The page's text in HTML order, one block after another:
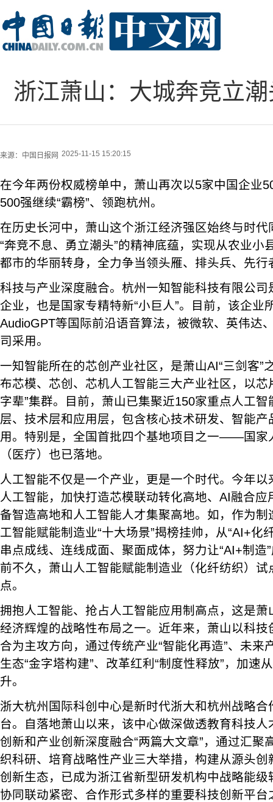
浙江萧山：大城奔竞立
来源： 中国日报网 2025-11-15 15:20:15
在今年两份权威榜单中，萧山再次以5家中国企业
500强继续“霸榜”、领跑杭州。
在历史长河中，萧山这个浙江经济强区始终与时
“奔竞不息、勇立潮头”的精神底蕴，实现从农业小
都市的华丽转身，全力争当领头雁、排头兵、先行
科技与产业深度融合。杭州一知智能科技有限公
企业，也是国家专精特新“小巨人”。目前，该企业
AudioGPT等国际前沿语音算法，被微软、英伟达
司采用。
一知智能所在的芯创产业社区，是萧山AI“三剑客”
布芯模、芯创、芯机人工智能三大产业社区，以芯
字辈”集群。目前，萧山已集聚近150家重点人工
层、技术层和应用层，包含核心技术研发、智能
用。特别是，全国首批四个基地项目之一——国家
（医疗）也已落地。
人工智能不仅是一个产业，更是一个时代。今年
人工智能，加快打造芯模联动转化高地、AI融合
备智造高地和人工智能人才集聚高地。如，作为
工智能赋能制造业“十大场景”揭榜挂帅，从“AI+化
串点成线、连线成面、聚面成体，努力让“AI+制造
前不久，萧山人工智能赋能制造业（化纤纺织）
点。
拥抱人工智能、抢占人工智能应用制高点，这是
经济辉煌的战略性布局之一。近年来，萧山以科
合为主攻方向，通过传统产业“智能化再造”、未来
生态“金字塔构建”、改革红利“制度性释放”，加速
升。
浙大杭州国际科创中心是新时代浙大和杭州战略
台。自落地萧山以来，该中心做深做透教育科技
创新和产业创新深度融合“两篇大文章”，通过汇聚
织科研、培育战略性产业三大举措，构建从源头
创新生态，已成为浙江省新型研发机构中战略能
协同联动紧密、合作形式多样的重要科技创新平台